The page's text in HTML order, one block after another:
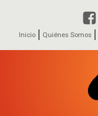
Inicio Quiénes Somos